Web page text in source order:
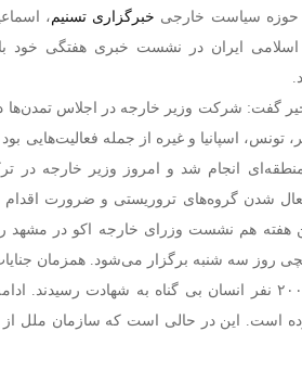
خبرگزاری تسنیم،
ایران در نشست خبری هفتگی خود
گفت: شرکت وزیر خارجه در اجلاس تمدن‌ها
تونس، اسپانیا و غیره از جمله فعالیت‌هایی
انجام شد و امروز وزیر خارجه در
شدن گروه‌های تروریستی و ضرورت اقدام
هفته هم نشست وزرای خارجه اکو در مشهد
روز سه شنبه برگزار می‌شود. همزمان
نسل کشی در غزه ادامه دارد. بیش از ۲۰۰ نفر انسان بی گناه به شهادت
است. این در حالی است که سازمان ملل